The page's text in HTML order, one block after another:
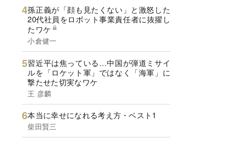
孫正義が「顔も見たくない」と激怒した
20代社員をロボット事業責任者に抜擢し
たワケ
小倉健一
習近平は焦っている…中国が弾道ミサイ
ルを「ロケット軍」ではなく「海軍」に
撃たせた切実なワケ
王 彦麟
本当に幸せになれる考え方・ベスト1
柴田賢三